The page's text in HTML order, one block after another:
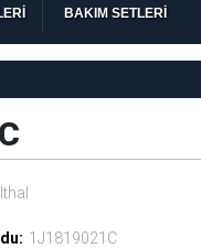
BAKIM SETLERİ
1J1819021C